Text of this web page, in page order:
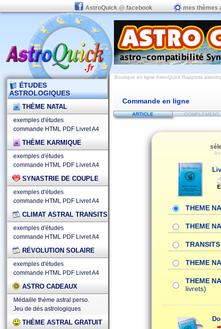
AstroQuick @ facebook mes thèmes
ÉTUDES
ASTROLOGIQUES
THÈME NATAL
exemples d'études
commande HTML PDF Livret A4
THÈME KARMIQUE
exemples d'études
commande HTML PDF Livret A4
SYNASTRIE DE COUPLE
exemples d'études
commande HTML PDF Livret A4
CLIMAT ASTRAL TRANSITS
exemples d'études
commande HTML PDF Livret A4
RÉVOLUTION SOLAIRE
exemples d'études
commande HTML PDF Livret A4
ASTRO CADEAUX
Médaille thème astral perso.
Jeu de dés astrologiques
THÈME ASTRAL GRATUIT
Boutique en ligne AstroQuick Rapports
Commande en ligne
ARTICLE COMPLÉMENT
THEME
THEME
THEME
THEME
livrets)